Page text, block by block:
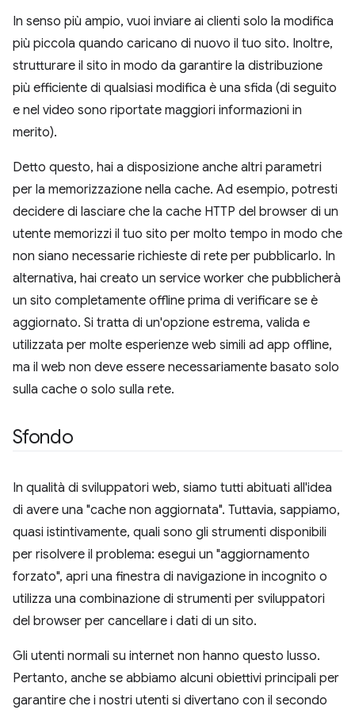
In senso più ampio, vuoi inviare ai clienti solo la modifica
più piccola quando caricano di nuovo il tuo sito. Inoltre,
strutturare il sito in modo da garantire la distribuzione
più efficiente di qualsiasi modifica è una sfida (di seguito
e nel video sono riportate maggiori informazioni in
merito).
Detto questo, hai a disposizione anche altri parametri
per la memorizzazione nella cache. Ad esempio, potresti
decidere di lasciare che la cache HTTP del browser di un
utente memorizzi il tuo sito per molto tempo in modo che
non siano necessarie richieste di rete per pubblicarlo. In
alternativa, hai creato un service worker che pubblicherà
un sito completamente offline prima di verificare se è
aggiornato. Si tratta di un'opzione estrema, valida e
utilizzata per molte esperienze web simili ad app offline,
ma il web non deve essere necessariamente basato solo
sulla cache o solo sulla rete.
Sfondo
In qualità di sviluppatori web, siamo tutti abituati all'idea
di avere una "cache non aggiornata". Tuttavia, sappiamo,
quasi istintivamente, quali sono gli strumenti disponibili
per risolvere il problema: esegui un "aggiornamento
forzato", apri una finestra di navigazione in incognito o
utilizza una combinazione di strumenti per sviluppatori
del browser per cancellare i dati di un sito.
Gli utenti normali su internet non hanno questo lusso.
Pertanto, anche se abbiamo alcuni obiettivi principali per
garantire che i nostri utenti si divertano con il secondo